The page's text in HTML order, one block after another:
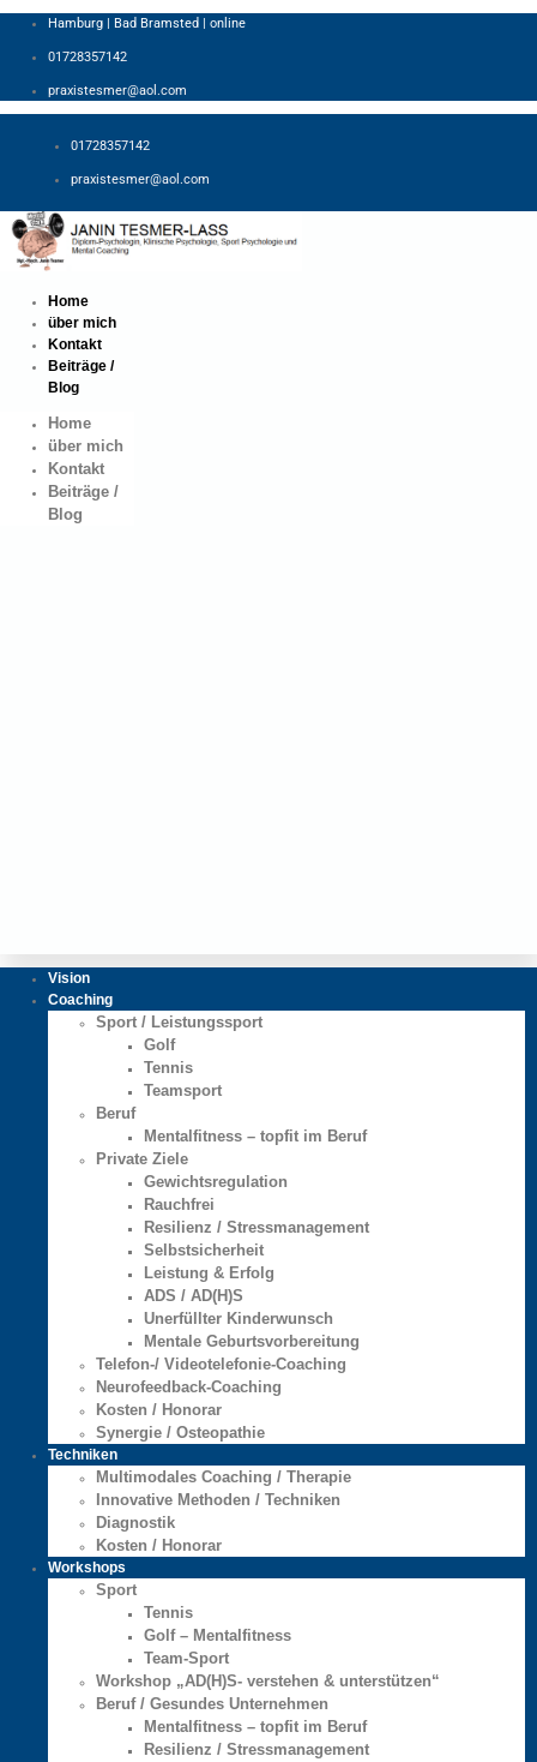
Hamburg | Bad Bramsted | online
01728357142
praxistesmer@aol.com​
01728357142
praxistesmer@aol.com​
Home
über mich
Kontakt
Beiträge /
Blog
Home
über mich
Kontakt
Beiträge /
Blog
Vision
Coaching
Sport / Leistungssport
Golf
Tennis
Teamsport
Beruf
Mentalfitness – topfit im Beruf
Private Ziele
Gewichtsregulation
Rauchfrei
Resilienz / Stressmanagement
Selbstsicherheit
Leistung & Erfolg
ADS / AD(H)S
Unerfüllter Kinderwunsch
Mentale Geburtsvorbereitung
Telefon-/ Videotelefonie-Coaching
Neurofeedback-Coaching
Kosten / Honorar
Synergie / Osteopathie
Techniken
Multimodales Coaching / Therapie
Innovative Methoden / Techniken
Diagnostik
Kosten / Honorar
Workshops
Sport
Tennis
Golf – Mentalfitness
Team-Sport
Workshop „AD(H)S- verstehen & unterstützen“
Beruf / Gesundes Unternehmen
Mentalfitness – topfit im Beruf
Resilienz / Stressmanagement